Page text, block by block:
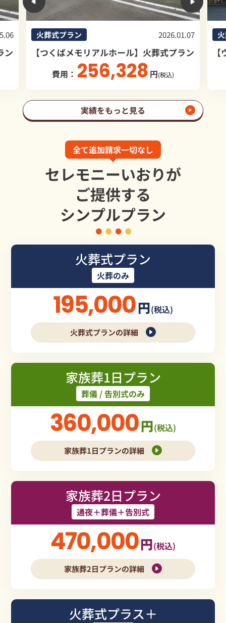
ン
火葬式プラン 2026.01.07
【つくばメモリアルホール】火葬式プラン
費用： 256,328 円(税込)
実績をもっと見る
全て追加請求一切なし
セレモニーいおりが
ご提供する
シンプルプラン
火葬式プラン
火葬のみ
195,000円(税込)
火葬式プランの詳細
家族葬1日プラン
葬儀 / 告別式のみ
360,000円(税込)
家族葬1日プランの詳細
家族葬2日プラン
通夜＋葬儀＋告別式
470,000円(税込)
家族葬2日プランの詳細
火葬式プラス＋